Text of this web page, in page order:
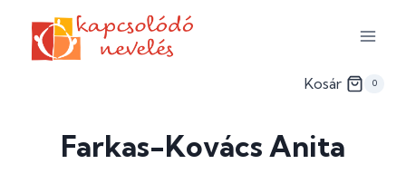
content
Kosár 0
Farkas-Kovács Anita